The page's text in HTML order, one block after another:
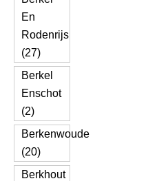
En
Rodenrijs
(27)
Berkel
Enschot
(2)
Berkenwoude
(20)
Berkhout